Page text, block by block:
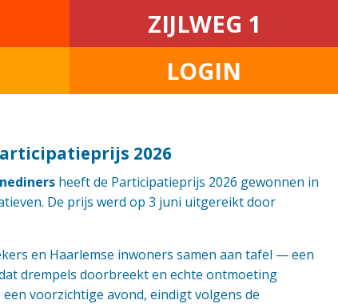
ZIJLWEG 1
LOGIN
2026
heeft de Participatieprijs 2026 gewonnen in
De prijs werd op 3 juni uitgereikt door
en Haarlemse inwoners samen aan tafel — een
drempels doorbreekt en echte ontmoeting
voorzichtige avond, eindigt volgens de